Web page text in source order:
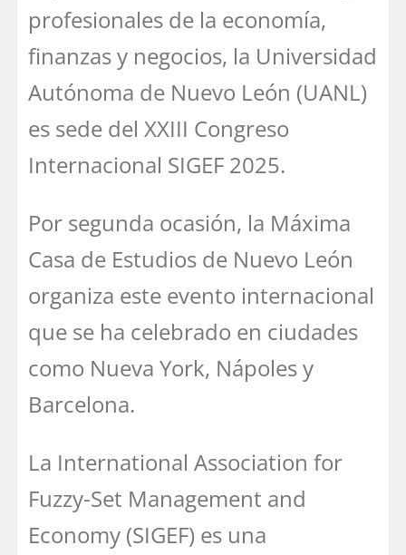
profesionales de la economía,
finanzas y negocios, la Universidad
Autónoma de Nuevo León (UANL)
es sede del XXIII Congreso
Internacional SIGEF 2025.
Por segunda ocasión, la Máxima
Casa de Estudios de Nuevo León
organiza este evento internacional
que se ha celebrado en ciudades
como Nueva York, Nápoles y
Barcelona.
La International Association for
Fuzzy-Set Management and
Economy (SIGEF) es una